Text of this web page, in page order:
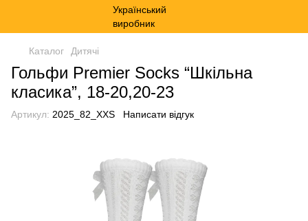
Каталог Дитячі
Гольфи Premier Socks “Шкільна
класика”, 18-20,20-23
Артикул: 2025_82_XXS Написати відгук